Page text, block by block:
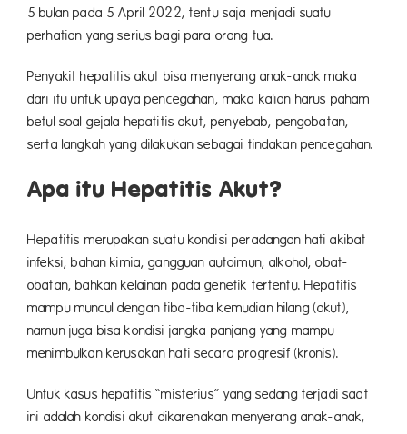
5 bulan pada 5 April 2022, tentu saja menjadi suatu
perhatian yang serius bagi para orang tua.
Penyakit hepatitis akut bisa menyerang anak-anak maka
dari itu untuk upaya pencegahan, maka kalian harus paham
betul soal gejala hepatitis akut, penyebab, pengobatan,
serta langkah yang dilakukan sebagai tindakan pencegahan.
Apa itu Hepatitis Akut?
Hepatitis merupakan suatu kondisi peradangan hati akibat
infeksi, bahan kimia, gangguan autoimun, alkohol, obat-
obatan, bahkan kelainan pada genetik tertentu. Hepatitis
mampu muncul dengan tiba-tiba kemudian hilang (akut),
namun juga bisa kondisi jangka panjang yang mampu
menimbulkan kerusakan hati secara progresif (kronis).
Untuk kasus hepatitis “misterius” yang sedang terjadi saat
ini adalah kondisi akut dikarenakan menyerang anak-anak,